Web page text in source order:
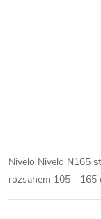
Nivelo Nivelo N165
rozsahem 105 - 165